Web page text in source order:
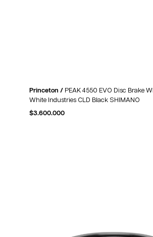
Princeton / PEAK 4550 EVO Disc Brake
White Industries CLD Black SHIMANO
$3.600.000